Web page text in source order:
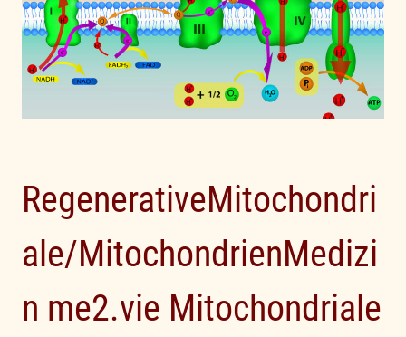
RegenerativeMitochondri
ale/MitochondrienMedizi
n me2.vie Mitochondriale